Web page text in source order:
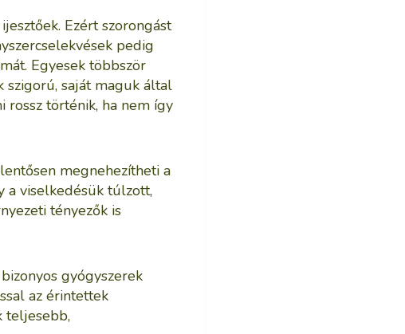
Ezért szorongást
pedig
Egyesek többször
szigorú, saját maguk által
rossz történik, ha nem így
megnehezítheti a
a viselkedésük túlzott,
tényezők is
gyógyszerek
az érintettek
teljesebb,